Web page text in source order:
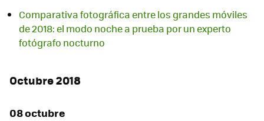
Comparativa fotográfica entre los grandes móviles
de 2018: el modo noche a prueba por un experto
fotógrafo nocturno
Octubre 2018
08 octubre